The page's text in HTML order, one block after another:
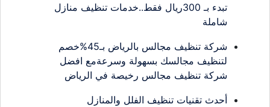
تبدء بـ 300ريال فقط..خدمات تنظيف منازل
شاملة
شركة تنظيف مجالس بالرياض بـ45%خصم
لتنظيف مجالسك بسهولة وسرعةمع افضل
شركة تنظيف مجالس رخيصة في الرياض
أحدث تقنيات تنظيف الفلل والمنازل